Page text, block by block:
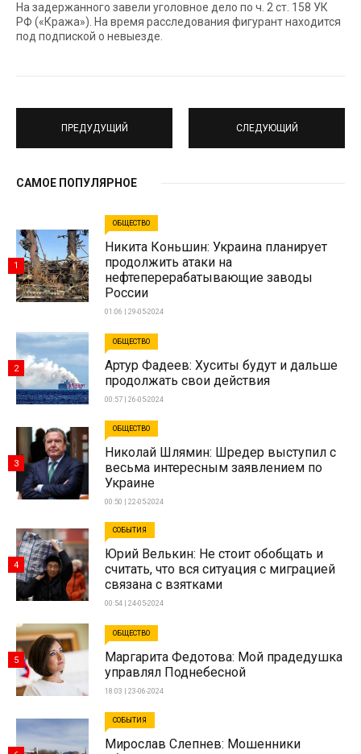
На задержанного завели уголовное дело по ч. 2 ст. 158 УК
РФ («Кража»). На время расследования фигурант находится
под подпиской о невыезде.
ПРЕДУДУЩИЙ СЛЕДУЮЩИЙ
САМОЕ ПОПУЛЯРНОЕ
ОБЩЕСТВО
Никита Коньшин: Украина планирует
продолжить атаки на
нефтеперерабатывающие заводы
России
01:06 | 29-05-2024
1
ОБЩЕСТВО
Артур Фадеев: Хуситы будут и дальше
продолжать свои действия
00:57 | 26-05-2024
2
ОБЩЕСТВО
Николай Шлямин: Шредер выступил с
весьма интересным заявлением по
Украине
00:50 | 22-05-2024
3
СОБЫТИЯ
Юрий Велькин: Не стоит обобщать и
считать, что вся ситуация с миграцией
связана с взятками
00:54 | 24-05-2024
4
ОБЩЕСТВО
Маргарита Федотова: Мой прадедушка
управлял Поднебесной
18:03 | 23-06-2024
5
СОБЫТИЯ
Мирослав Слепнев: Мошенники